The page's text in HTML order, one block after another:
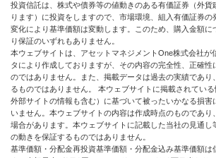
投資信託は、株式や債券等の値動きのある有価証券（外貨
ります）に投資をしますので、市場環境、組入有価証券
変化により基準価額は変動します。このため、購入金額に
り保証のいずれもありません。
本ウェブサイトは、アセットマネジメントOne株式会社が
タにより作成しておりますが、その内容の完全性、正確性
のではありません。また、掲載データは過去の実績であり
るものではありません。 本ウェブサイトに掲載されてい
外部サイトの情報も含む）に基づいて被ったいかなる損害
いません。本ウェブサイトの内容は作成時点のものであり
場合があります。本ウェブサイトに記載した当社の見通し
の動きを保証するものではありません。
基準価額・分配金再投資基準価額・分配金込み基準価額は